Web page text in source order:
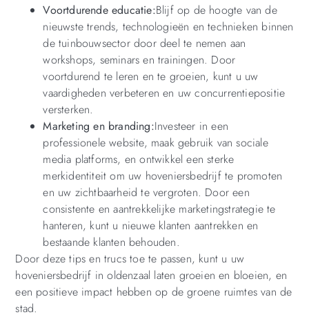
Voortdurende educatie:Blijf op de hoogte van de
nieuwste trends, technologieën en technieken binnen
de tuinbouwsector door deel te nemen aan
workshops, seminars en trainingen. Door
voortdurend te leren en te groeien, kunt u uw
vaardigheden verbeteren en uw concurrentiepositie
versterken.
Marketing en branding:Investeer in een
professionele website, maak gebruik van sociale
media platforms, en ontwikkel een sterke
merkidentiteit om uw hoveniersbedrijf te promoten
en uw zichtbaarheid te vergroten. Door een
consistente en aantrekkelijke marketingstrategie te
hanteren, kunt u nieuwe klanten aantrekken en
bestaande klanten behouden.
Door deze tips en trucs toe te passen, kunt u uw
hoveniersbedrijf in oldenzaal laten groeien en bloeien, en
een positieve impact hebben op de groene ruimtes van de
stad.